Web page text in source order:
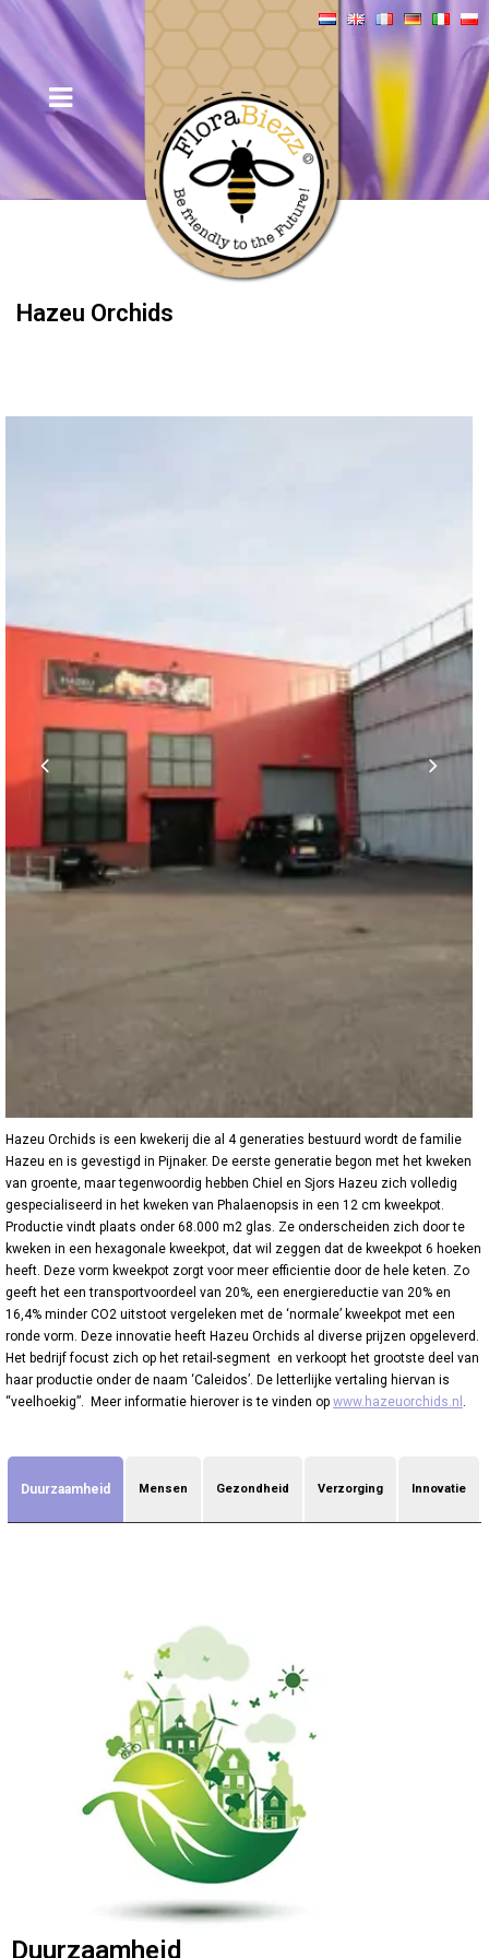
Hazeu Orchids
Hazeu Orchids is een kwekerij die al 4 generaties bestuurd wordt de familie
Hazeu en is gevestigd in Pijnaker. De eerste generatie begon met het kweken
van groente, maar tegenwoordig hebben Chiel en Sjors Hazeu zich volledig
gespecialiseerd in het kweken van Phalaenopsis in een 12 cm kweekpot.
Productie vindt plaats onder 68.000 m2 glas. Ze onderscheiden zich door te
kweken in een hexagonale kweekpot, dat wil zeggen dat de kweekpot 6 hoeken
heeft. Deze vorm kweekpot zorgt voor meer efficientie door de hele keten. Zo
geeft het een transportvoordeel van 20%, een energiereductie van 20% en
16,4% minder CO2 uitstoot vergeleken met de ‘normale’ kweekpot met een
ronde vorm. Deze innovatie heeft Hazeu Orchids al diverse prijzen opgeleverd.
Het bedrijf focust zich op het retail-segment en verkoopt het grootste deel van
haar productie onder de naam ‘Caleidos’. De letterlijke vertaling hiervan is
“veelhoekig”. Meer informatie hierover is te vinden op www.hazeuorchids.nl .
Duurzaamheid Mensen Gezondheid Verzorging Innovatie
Duurzaamheid